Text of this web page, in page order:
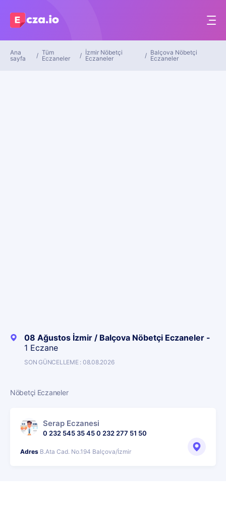
Ana
sayfa
Tüm
Eczaneler
İzmir Nöbetçi
Eczaneler
Balçova Nöbetçi
Eczaneler
08 Ağustos İzmir / Balçova Nöbetçi Eczaneler -
1 Eczane
SON GÜNCELLEME : 08.08.2026
Nöbetçi Eczaneler
Serap Eczanesi
0 232 545 35 45 0 232 277 51 50
Adres B.Ata Cad. No.194 Balçova/İzmir